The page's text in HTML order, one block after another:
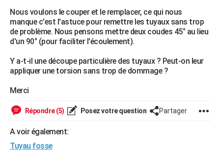
Destinations
City break
Voyage nature
Voyage de noces
Forum
Climat
+PHOTO
GUIDES D'ACHAT
BONS PLANS
DICTIONNAIRE
COPAINS D'AVANT
Nous voulons le couper et le remplacer, ce qui nous
manque c'est l'astuce pour remettre les tuyaux sans trop
de problème. Nous pensons mettre deux coudes 45° au lieu
d'un 90° (pour faciliter l'écoulement).
Y a-t-il une découpe particulière des tuyaux ? Peut-on leur
appliquer une torsion sans trop de dommage ?
Merci
Répondre (5) Posez votre question Partager
A voir également:
Tuyau fosse